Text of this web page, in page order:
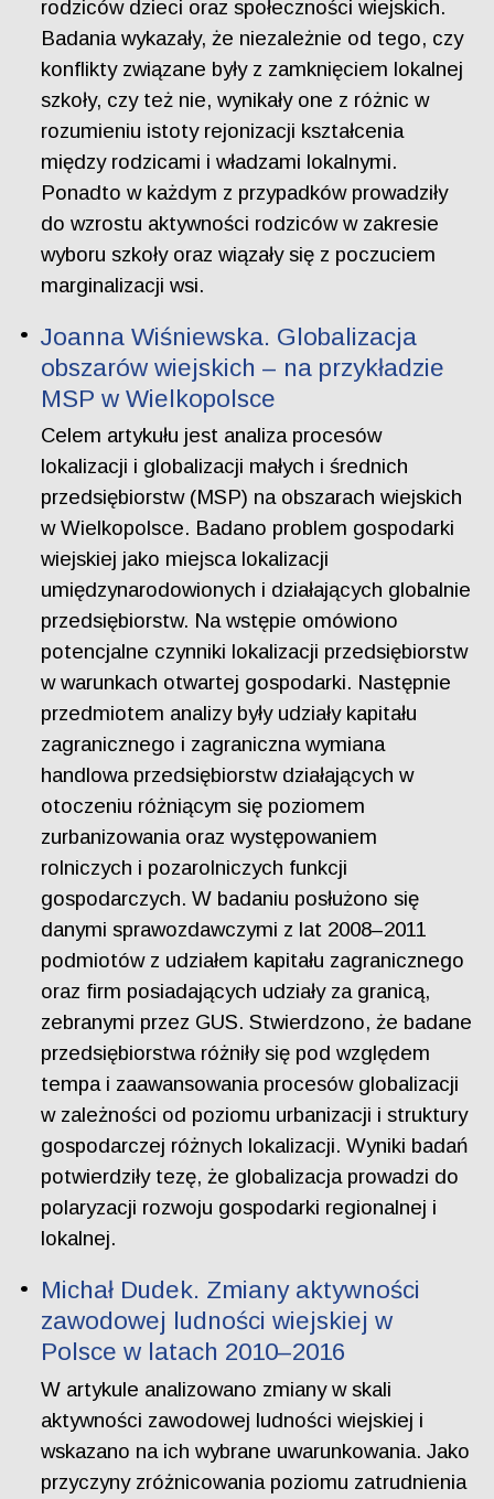
rodziców dzieci oraz społeczności wiejskich.
Badania wykazały, że niezależnie od tego, czy
konflikty związane były z zamknięciem lokalnej
szkoły, czy też nie, wynikały one z różnic w
rozumieniu istoty rejonizacji kształcenia
między rodzicami i władzami lokalnymi.
Ponadto w każdym z przypadków prowadziły
do wzrostu aktywności rodziców w zakresie
wyboru szkoły oraz wiązały się z poczuciem
marginalizacji wsi.
Joanna Wiśniewska. Globalizacja
obszarów wiejskich – na przykładzie
MSP w Wielkopolsce
Celem artykułu jest analiza procesów
lokalizacji i globalizacji małych i średnich
przedsiębiorstw (MSP) na obszarach wiejskich
w Wielkopolsce. Badano problem gospodarki
wiejskiej jako miejsca lokalizacji
umiędzynarodowionych i działających globalnie
przedsiębiorstw. Na wstępie omówiono
potencjalne czynniki lokalizacji przedsiębiorstw
w warunkach otwartej gospodarki. Następnie
przedmiotem analizy były udziały kapitału
zagranicznego i zagraniczna wymiana
handlowa przedsiębiorstw działających w
otoczeniu różniącym się poziomem
zurbanizowania oraz występowaniem
rolniczych i pozarolniczych funkcji
gospodarczych. W badaniu posłużono się
danymi sprawozdawczymi z lat 2008–2011
podmiotów z udziałem kapitału zagranicznego
oraz firm posiadających udziały za granicą,
zebranymi przez GUS. Stwierdzono, że badane
przedsiębiorstwa różniły się pod względem
tempa i zaawansowania procesów globalizacji
w zależności od poziomu urbanizacji i struktury
gospodarczej różnych lokalizacji. Wyniki badań
potwierdziły tezę, że globalizacja prowadzi do
polaryzacji rozwoju gospodarki regionalnej i
lokalnej.
Michał Dudek. Zmiany aktywności
zawodowej ludności wiejskiej w
Polsce w latach 2010–2016
W artykule analizowano zmiany w skali
aktywności zawodowej ludności wiejskiej i
wskazano na ich wybrane uwarunkowania. Jako
przyczyny zróżnicowania poziomu zatrudnienia